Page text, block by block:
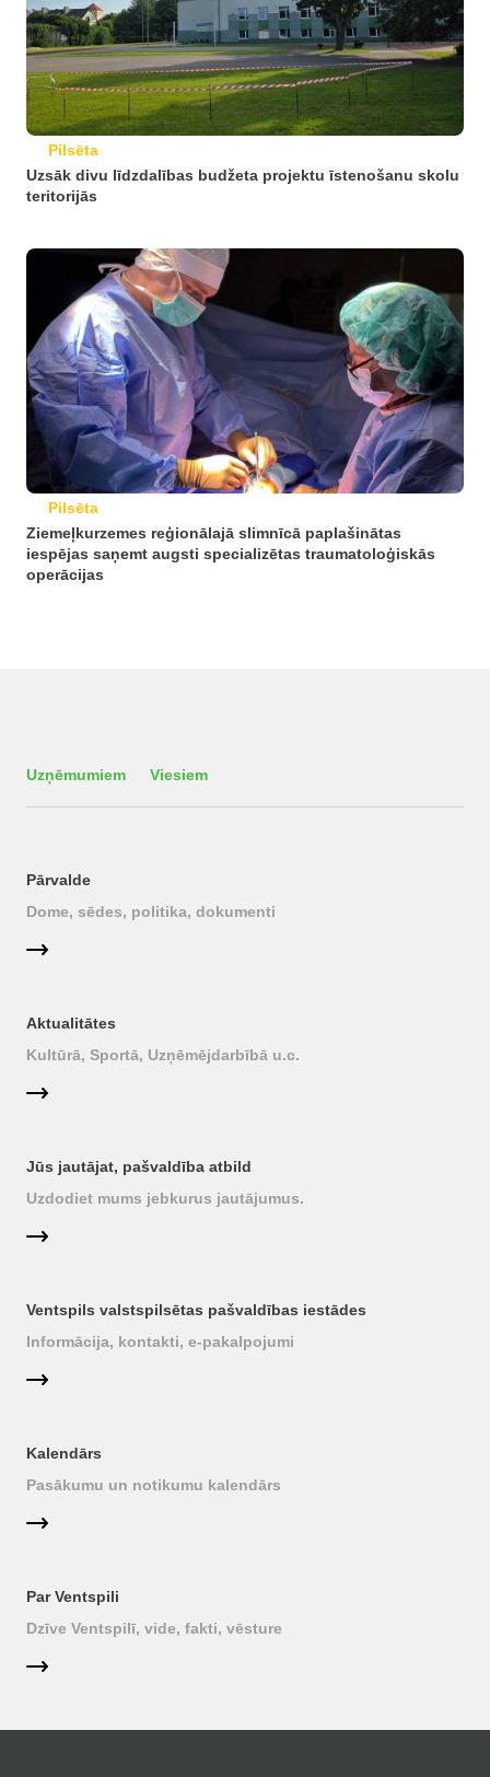
Pilsēta
Uzsāk divu līdzdalības budžeta projektu īstenošanu skolu
teritorijās
Pilsēta
Ziemeļkurzemes reģionālajā slimnīcā paplašinātas
iespējas saņemt augsti specializētas traumatoloģiskās
operācijas
Uzņēmumiem Viesiem
Pārvalde
Dome, sēdes, politika, dokumenti
Aktualitātes
Kultūrā, Sportā, Uzņēmējdarbībā u.c.
Jūs jautājat, pašvaldība atbild
Uzdodiet mums jebkurus jautājumus.
Ventspils valstspilsētas pašvaldības iestādes
Informācija, kontakti, e-pakalpojumi
Kalendārs
Pasākumu un notikumu kalendārs
Par Ventspili
Dzīve Ventspilī, vide, fakti, vēsture